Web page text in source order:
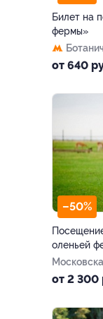
Билет на
фермы»
от 640
–50%
оленьей
Риге)
от 2 300